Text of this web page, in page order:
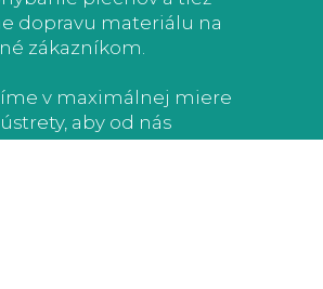
dopravu materiálu na
zákazníkom.
v maximálnej miere
aby od nás
zákazníci, ktorí sa k